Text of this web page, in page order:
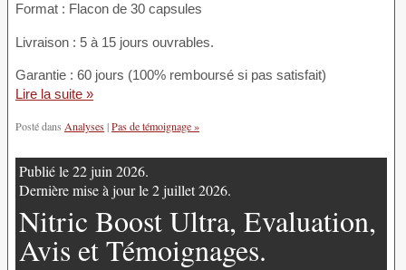
Format : Flacon de 30 capsules
Livraison : 5 à 15 jours ouvrables.
Garantie : 60 jours (100% remboursé si pas satisfait)
Lire la suite »
Posté dans Analyses|Pas de témoignage »
Publié le 22 juin 2026.
Dernière mise à jour le 2 juillet 2026.
Nitric Boost Ultra, Evaluation,
Avis et Témoignages.